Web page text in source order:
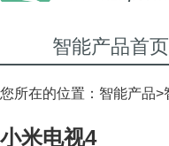
智能产品首页
您所在的位置： 智能产品>
小米电视4